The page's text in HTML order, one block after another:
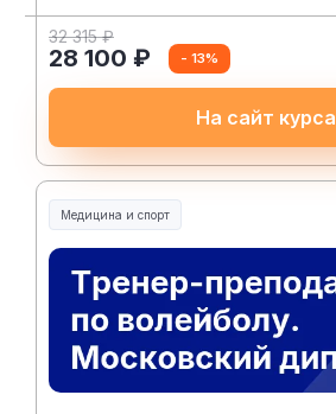
32 315 ₽
28 100 ₽ - 13%
На сайт курса
Медицина и спорт
Медицина, спорт и здоровье